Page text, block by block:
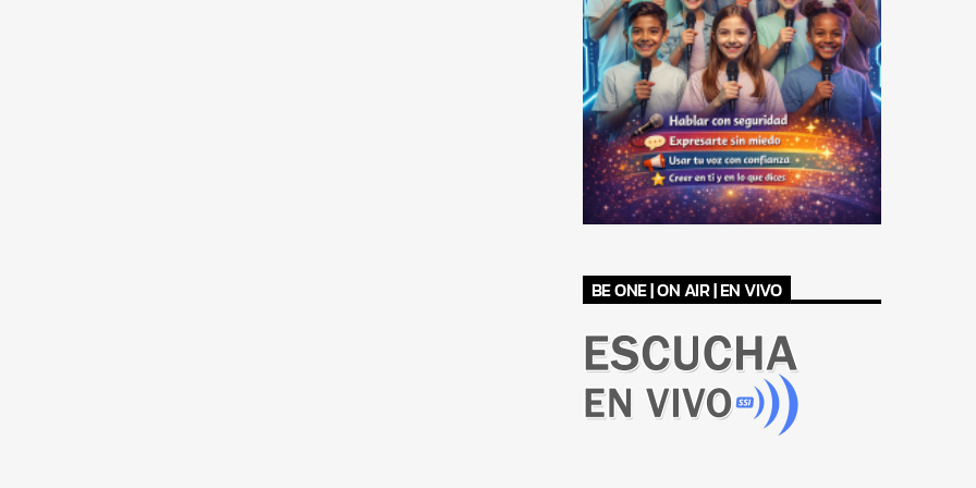
BE ONE | ON AIR | EN VIVO